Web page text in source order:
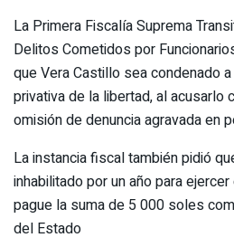
La Primera Fiscalía Suprema
Delitos Cometidos por
que Vera Castillo sea condenado
privativa de la libertad, al acusarlo
omisión de denuncia agravada en
La instancia fiscal también pidió
inhabilitado por un año para
pague la suma de 5 000 soles
del Estado